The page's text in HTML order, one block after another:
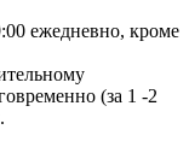
ежедневно, кроме
(за 1 -2